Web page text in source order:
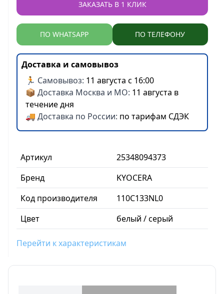
Артикул
25348094373
Бренд
KYOCERA
Код производителя
110C133NL0
Цвет
белый / серый
Перейти к характеристикам
ЗАКАЗАТЬ В 1 КЛИК
ПО WHATSAPP ПО ТЕЛЕФОНУ
Доставка и самовывоз
🏃 Самовывоз: 11 августа с 16:00
📦 Доставка Москва и МО: 11 августа в
течение дня
🚚 Доставка по России: по тарифам СДЭК